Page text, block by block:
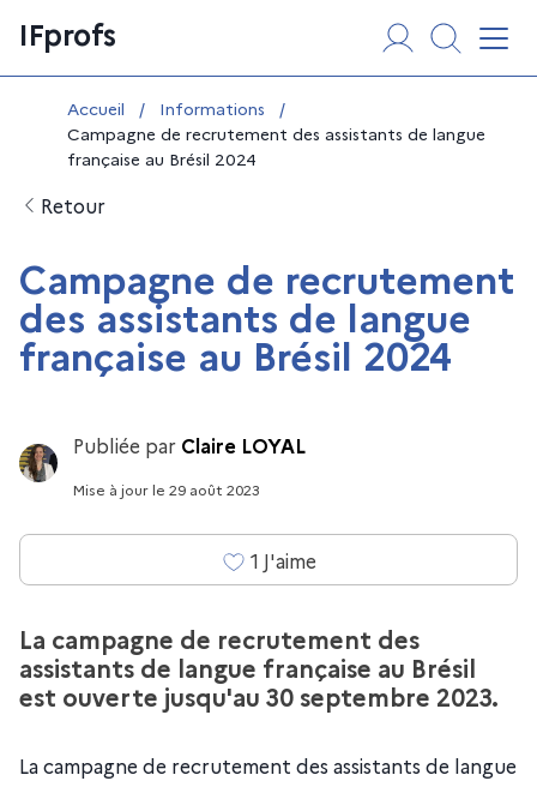
au
contenu
IFprofs
Vous êtes ici :
Accueil / Informations
/
Campagne de recrutement des assistants de langue
française au Brésil 2024
Retour
Campagne de recrutement
des assistants de langue
française au Brésil 2024
Publiée par Claire LOYAL
Mise à jourle 29 août 2023
1 J'aime
La campagne de recrutement des
assistants de langue française au Brésil
est ouverte jusqu'au 30 septembre 2023.
La campagne de recrutement des assistants de langue